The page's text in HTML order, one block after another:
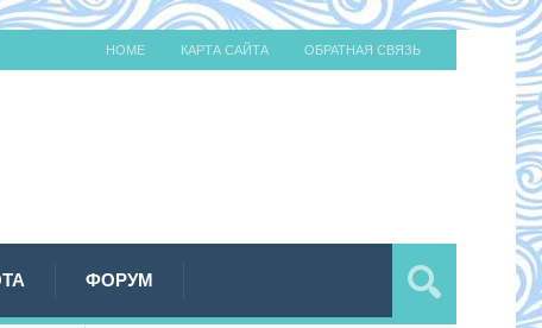
HOME КАРТА САЙТА ОБРАТНАЯ СВЯЗЬ
ФОРУМ